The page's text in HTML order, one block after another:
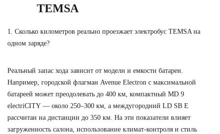
TEMSA
1. Сколько километров реально проезжает электробус TEMSA на
одном заряде?
Реальный запас хода зависит от модели и емкости батареи.
Например, городской флагман Avenue Electron с максимальной
батареей может преодолевать до 400 км, компактный MD 9
electriCITY — около 250–300 км, а междугородний LD SB E
рассчитан на дистанции до 350 км. На эти показатели влияет
загруженность салона, использование климат-контроля и стиль